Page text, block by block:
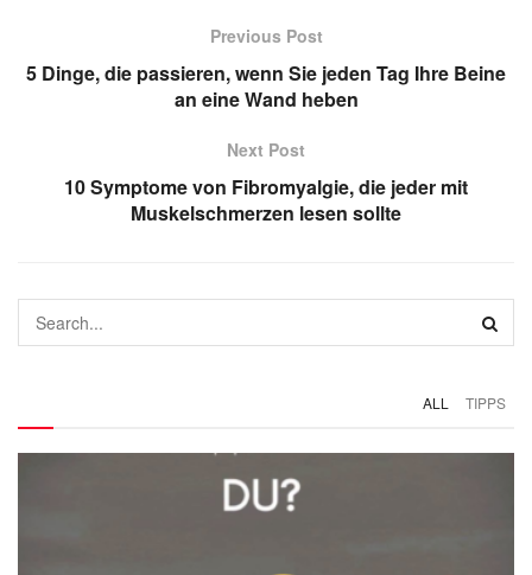
Previous Post
5 Dinge, die passieren, wenn Sie jeden Tag Ihre Beine
an eine Wand heben
Next Post
10 Symptome von Fibromyalgie, die jeder mit
Muskelschmerzen lesen sollte
ALL TIPPS